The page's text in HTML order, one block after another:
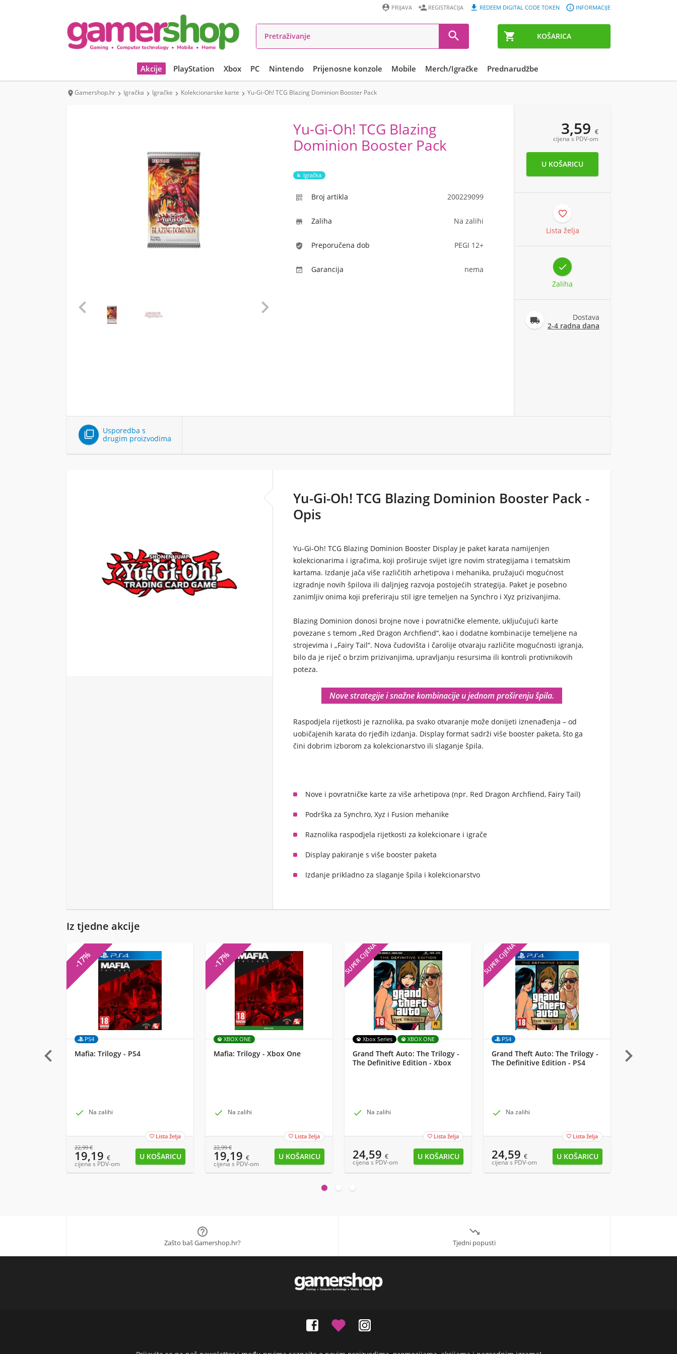
 KOŠARICA
 INFORMACIJE
 REDEEM DIGITAL CODE TOKEN
 REGISTRACIJA
 PRIJAVA

Akcije PlayStation Xbox PC Nintendo Prijenosne konzole Mobile Merch/Igračke Prednarudžbe
Gamershop.hr  Igračka  Igračke  Kolekcionarske karte  Yu-Gi-Oh! TCG Blazing Dominion Booster Pack
 
Yu-Gi-Oh! TCG Blazing
Dominion Booster Pack
Igračka
 Broj artikla 200229099
 Zaliha Na zalihi
verified_user Preporučena dob PEGI 12+
 Garancija nema
3,59 €
cijena s PDV-om

Lista želja

Zaliha

Dostava
2-4 radna dana

Usporedba s
drugim proizvodima
Yu-Gi-Oh! TCG Blazing Dominion Booster Pack -
Opis
Yu-Gi-Oh! TCG Blazing Dominion Booster Display je paket karata namijenjen
kolekcionarima i igračima, koji proširuje svijet igre novim strategijama i tematskim
kartama. Izdanje jača više različitih arhetipova i mehanika, pružajući mogućnost
izgradnje novih špilova ili daljnjeg razvoja postojećih strategija. Paket je posebno
zanimljiv onima koji preferiraju stil igre temeljen na Synchro i Xyz prizivanjima.
Blazing Dominion donosi brojne nove i povratničke elemente, uključujući karte
povezane s temom „Red Dragon Archfiend“, kao i dodatne kombinacije temeljene na
strojevima i „Fairy Tail“. Nova čudovišta i čarolije otvaraju različite mogućnosti igranja,
bilo da je riječ o brzim prizivanjima, upravljanju resursima ili kontroli protivnikovih
poteza.
Nove strategije i snažne kombinacije u jednom proširenju špila.
Raspodjela rijetkosti je raznolika, pa svako otvaranje može donijeti iznenađenja – od
uobičajenih karata do rjeđih izdanja. Display format sadrži više booster paketa, što ga
čini dobrim izborom za kolekcionarstvo ili slaganje špila.
Nove i povratničke karte za više arhetipova (npr. Red Dragon Archfiend, Fairy Tail)
Podrška za Synchro, Xyz i Fusion mehanike
Raznolika raspodjela rijetkosti za kolekcionare i igrače
Display pakiranje s više booster paketa
Izdanje prikladno za slaganje špila i kolekcionarstvo
Iz tjedne akcije
-17%
PS4
Mafia: Trilogy - PS4
 Na zalihi
 Lista želja
22,99€
19,19 €
cijena s PDV-om
-17%
XBOX ONE
Mafia: Trilogy - Xbox One
 Na zalihi
 Lista želja
22,99€
19,19 €
cijena s PDV-om
SUPER CIJENA
Xbox Series XBOX ONE
Grand Theft Auto: The Trilogy -
The Definitive Edition - Xbox
 Na zalihi
 Lista želja
24,59 €
cijena s PDV-om
SUPER CIJENA
PS4
Grand Theft Auto: The Trilogy -
The Definitive Edition - PS4
 Na zalihi
 Lista želja
24,59 €
cijena s PDV-om
Funko 4-
 

Zašto baš Gamershop.hr?

Tjedni popusti